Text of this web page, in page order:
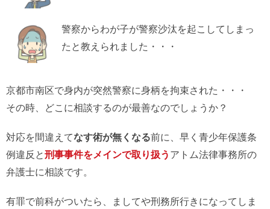
警察からわが子が警察沙汰を起こしてしまっ
たと教えられました・・・
京都市南区で身内が突然警察に身柄を拘束された・・・
その時、どこに相談するのが最善なのでしょうか？
対応を間違えてなす術が無くなる前に、早く青少年保護条
例違反と刑事事件をメインで取り扱う アトム法律事務所の
弁護士に相談です。
有罪で前科がついたら、ましてや刑務所行きになってしま